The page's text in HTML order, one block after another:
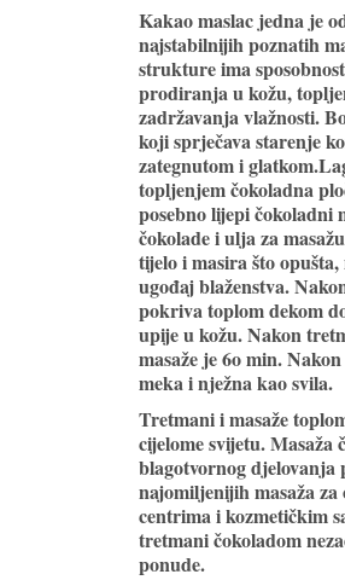
Kakao maslac jedna je
najstabilnijih poznatih
strukture ima
prodiranja u kožu,
zadržavanja vlažnosti.
koji sprječava starenje
zategnutom i
topljenjem čokoladna
posebno lijepi čokoladni
čokolade i ulja za
tijelo i masira što
ugođaj blaženstva.
pokriva toplom dekom
upije u kožu. Nakon
masaže je 6o min.
meka i nježna kao svila.
Tretmani i masaže
cijelome svijetu. Masaža
blagotvornog djelovanja
najomiljenijih masaža za
centrima i kozmetičkim
tretmani čokoladom
ponude.